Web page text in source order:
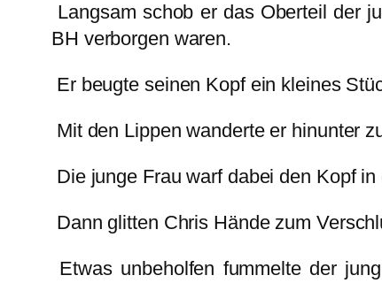
Langsam schob er das Oberteil der
BH verborgen waren.
Er beugte seinen Kopf ein kleines
Mit den Lippen wanderte er hinunter
Die junge Frau warf dabei den Kopf
Dann glitten Chris Hände zum
Etwas unbeholfen fummelte der